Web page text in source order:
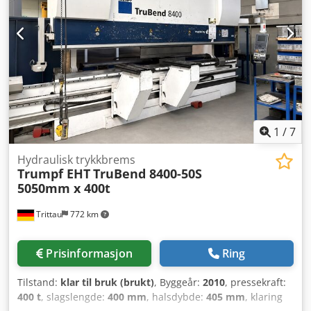
Maskindimensjoner: 2700 x 1080 x 1370 mm Codpfx Afoy
Duy Hjvjrf Tilbehør: - 3-akset digitalt målesystem - 3-bakk
chuck - 4-bakk chuck - Planplate - Støttebrille - Følgebrille -
Nøkler - Kjølevannutstyr - MULTIFIX verktøyholder med
innsatser - Verktøykasse - Verktøy, skiftenøkler -
Skjæreverktøy - Manualer og CD Dreiebenken er i
tilnærmet ny stand og knapt brukt. Koblet til strøm i vår
hall.
1 /7
Trittau 772 km
Hydraulisk trykkbrems
Trumpf EHTTruBend 8400-50S
5050mm x 400t
Prisinformasjon Ring
Tilstand: klar til bruk (brukt), Byggeår: 2010, pressekraft:
400 t, slagslengde: 400 mm, halsdybde: 405 mm, klaring